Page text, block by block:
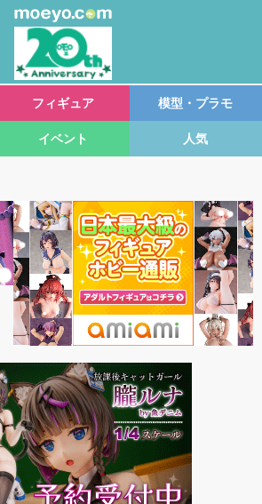
フィギュア 模型・プラモ
イベント 人気